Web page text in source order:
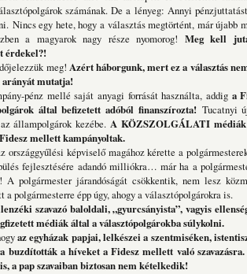
számának. De a lényeg: Annyi
Nincs egy hete, hogy a választás megtörtént, már újabb
a magyarok nagy része nyomorog! Meg kell
érdekel?!
meg! Azért háborgunk, mert ez a választás
mutatja!
pénz mellé saját anyagi forrását használta, addig a
által befizetett adóból finanszírozta! Tucatnyi
állampolgárok kezébe.A KÖZSZOLGÁLATI
mellett kampányoltak.
országgyűlési képviselő magához kérette a
fejlesztésére adandó milliókra… már ha a
polgármester járandóságát csökkentik, nem lesz
épp úgy, ahogy a választópolgárokra is.
szavazó baloldali, „gyurcsányista”, vagyis
médiák által a választópolgárokba súlykolni.
az egyházak papjai, lelkészei a szentmiséken,
buzdították a híveket a Fidesz mellett való szavazásra.
a pap szavaiban biztosan nem kételkedik!